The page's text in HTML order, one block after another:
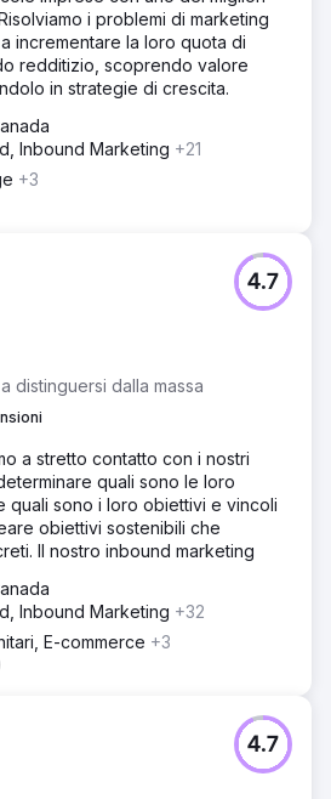
i problemi di marketing
incrementare la loro quota di
redditizio, scoprendo valore
in strategie di crescita.
Inbound Marketing +21
+3
distinguersi dalla massa
4.7
a stretto contatto con i nostri
quali sono le loro
quali sono i loro obiettivi e vincoli
obiettivi sostenibili che
Il nostro inbound marketing
Inbound Marketing +32
E-commerce +3
4.7